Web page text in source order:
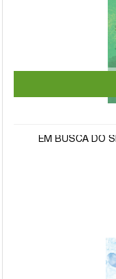
EM BUSCA DO